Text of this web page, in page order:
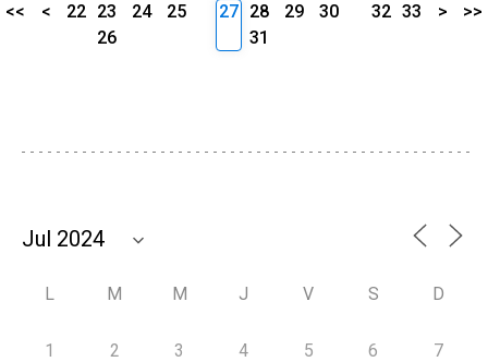
<< < 22 23 24
25
26
27 28 29
30
31
32 33 > >>
L M M J V S D
1 2 3 4 5 6 7